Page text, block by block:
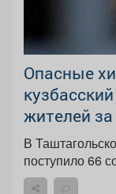
Опасные
жителей
В
поступило 66